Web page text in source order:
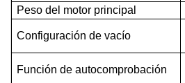
Peso del motor principal
Configuración de vacío
Función de autocomprobación